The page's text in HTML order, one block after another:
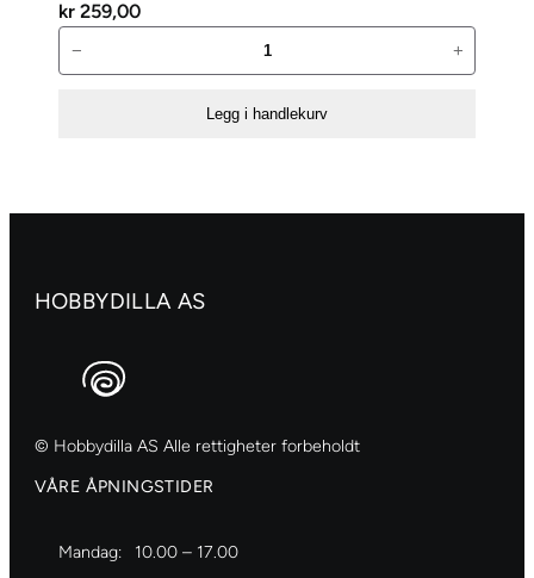
kr 259,00
and
Home-
− +
Legg i handlekurv
HOBBYDILLA AS
© Hobbydilla AS Alle rettigheter forbeholdt
VÅRE ÅPNINGSTIDER
Mandag: 10.00 – 17.00